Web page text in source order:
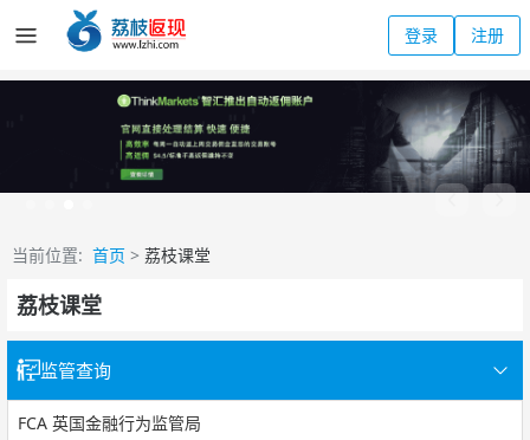
登录 注册
当前位置: 首页 > 荔枝课堂
荔枝课堂
监管查询
FCA 英国金融行为监管局